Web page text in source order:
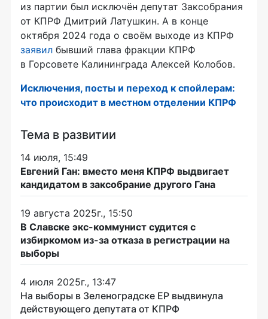
из партии был исключён депутат Заксобрания
от КПРФ Дмитрий Латушкин. А в конце
октября 2024 года о своём выходе из КПРФ
заявил бывший глава фракции КПРФ
в Горсовете Калининграда Алексей Колобов.
Исключения, посты и переход к спойлерам:
что происходит в местном отделении КПРФ
Тема в развитии
14 июля, 15:49
Евгений Ган: вместо меня КПРФ выдвигает
кандидатом в заксобрание другого Гана
19 августа 2025г., 15:50
В Славске экс-коммунист судится с
избиркомом из-за отказа в регистрации на
выборы
4 июля 2025г., 13:47
На выборы в Зеленоградске ЕР выдвинула
действующего депутата от КПРФ